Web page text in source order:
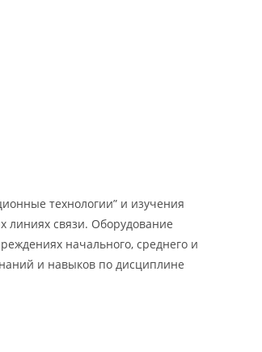
технологии” и изучения
линиях связи. Оборудование
начального, среднего и
и навыков по дисциплине